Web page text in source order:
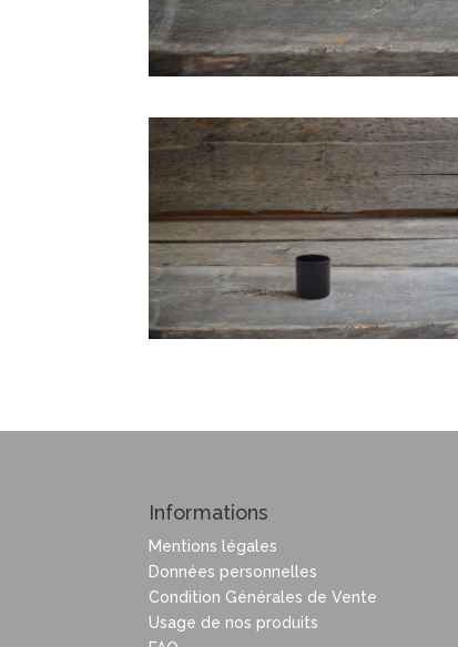
Informations
Mentions légales
Données personnelles
Condition Générales de Vente
Usage de nos produits